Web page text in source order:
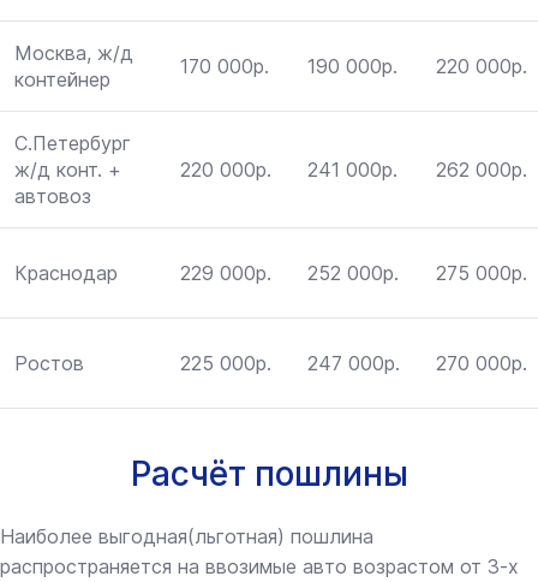
Москва, ж/д
контейнер
170 000р. 190 000р. 220 000р.
С.Петербург
ж/д конт. +
автовоз
220 000р. 241 000р. 262 000р.
Краснодар 229 000р. 252 000р. 275 000р.
Ростов 225 000р. 247 000р. 270 000р.
Расчёт пошлины
Наиболее выгодная(льготная) пошлина
распространяется на ввозимые авто возрастом от 3-х